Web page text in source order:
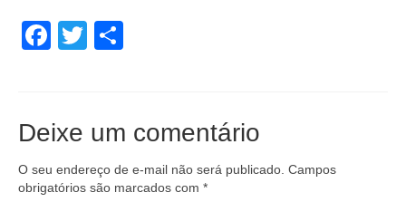
Facebook
Twitter
Deixe um comentário
O seu endereço de e-mail não será publicado. Campos
obrigatórios são marcados com *